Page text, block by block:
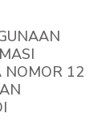
NOMOR 12